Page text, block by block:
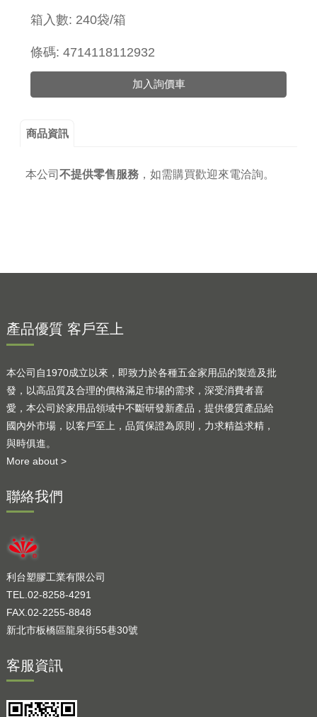
箱入數: 240袋/箱
條碼: 4714118112932
加入詢價車
商品資訊
本公司 不提供零售服務， 如需購買歡迎來電洽詢。
產品優質 客戶至上
本公司自1970成立以來，即致力於各種五金家用品的製造及批
發，以高品質及合理的價格滿足市場的需求，深受消費者喜
愛，本公司於家用品領域中不斷研發新產品，提供優質產品給
國內外市場，以客戶至上，品質保證為原則，力求精益求精，
與時俱進。
More about >
聯絡我們
利台塑膠工業有限公司
TEL.02-8258-4291
FAX.02-2255-8848
新北市板橋區龍泉街55巷30號
客服資訊